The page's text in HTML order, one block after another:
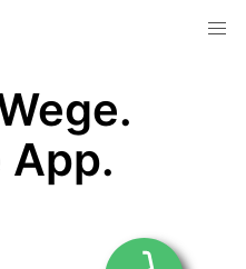
App.